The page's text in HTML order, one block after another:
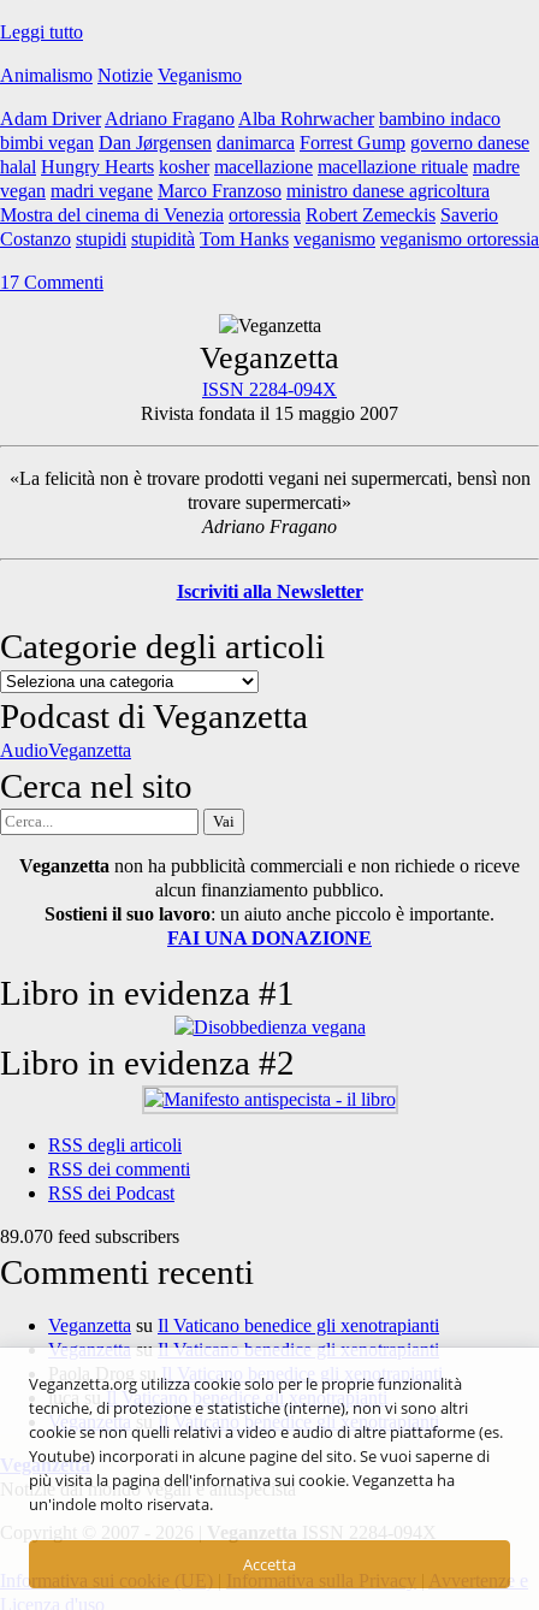
Leggi tuttoStupido
chi
stupido
fa!
Animalismo Notizie Veganismo
Adam Driver Adriano Fragano Alba Rohrwacher bambino indaco
bimbi vegan Dan Jørgensen danimarca Forrest Gump governo danese
halal Hungry Hearts kosher macellazione macellazione rituale madre
vegan madri vegane Marco Franzoso ministro danese agricoltura
Mostra del cinema di Venezia ortoressia Robert Zemeckis Saverio
Costanzo stupidi stupidità Tom Hanks veganismo veganismo ortoressia
17 Commenti
Sidebar
Veganzetta
ISSN 2284-094X
Rivista fondata il 15 maggio 2007
«La felicità non è trovare prodotti vegani nei supermercati, bensì non
trovare supermercati»
Adriano Fragano
Iscriviti alla Newsletter
Categorie degli articoli
Categorie
degli
articoli
Podcast di Veganzetta
AudioVeganzetta
Cerca nel sito
Cerca
Veganzetta non ha pubblicità commerciali e non richiede o riceve
alcun finanziamento pubblico.
Sostieni il suo lavoro: un aiuto anche piccolo è importante.
FAI UNA DONAZIONE
Libro in evidenza #1
Libro in evidenza #2
RSS degli articoli
RSS dei commenti
RSS dei Podcast
89.070 feed subscribers
Commenti recenti
Veganzetta su Il Vaticano benedice gli xenotrapianti
VeganzettasuIl Vaticano benedice gli xenotrapianti
Paola Drog suIl Vaticano benedice gli xenotrapianti
luca suIl Vaticano benedice gli xenotrapianti
Veganzetta su Il Vaticano benedice gli xenotrapianti
Veganzetta
Notizie dal mondo vegan e antispecista
Copyright © 2007 - 2026 | Veganzetta ISSN 2284-094X
Informativa sui cookie (UE) Informativa sulla Privacy
Avvertenze e
Licenza d'uso
Veganzetta.org utilizza cookie solo per le proprie funzionalità
tecniche, di protezione e statistiche (interne), non vi sono altri
cookie se non quelli relativi a video e audio di altre piattaforme (es.
Youtube) incorporati in alcune pagine del sito. Se vuoi saperne di
più visita la pagina dell'infornativa sui cookie. Veganzetta ha
un'indole molto riservata.
Accetta